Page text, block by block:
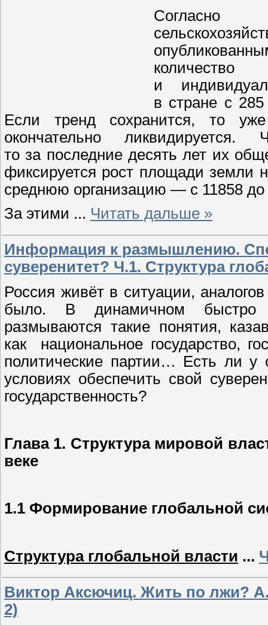
Согласно
количество
и
в стране с
Если тренд сохранится, то
окончательно
то за последние десять лет их
фиксируется рост площади земли
среднюю организацию — с 11858 до
За этими ... Читать дальше »
Информация к размышлению.
суверенитет? Ч.1. Структура
Россия живёт в ситуации,
было. В динамичном быстро
размываются такие понятия,
как национальное государство,
политические партии… Есть ли
условиях обеспечить свой
государственность?
Глава 1. Структура мировой
веке
1.1 Формирование глобальной
Структура глобальной власти ...
Виктор Аксючиц. Жить по лжи?
2)